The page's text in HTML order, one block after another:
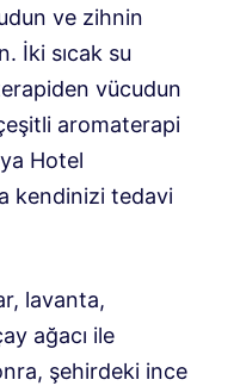
ve zihnin
İki sıcak su
vücudun
aromaterapi
Hotel
kendinizi tedavi
lavanta,
ağacı ile
şehirdeki ince